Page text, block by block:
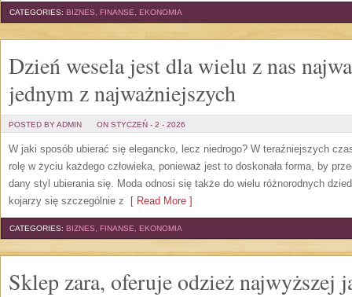
CATEGORIES: BIZNES, FINANSE, EKONOMIA
Dzień wesela jest dla wielu z nas
jednym z najważniejszych
POSTED BY ADMIN ON STYCZEŃ - 2 - 2026
W jaki sposób ubierać się elegancko, lecz niedrogo? W teraźniejszych
rolę w życiu każdego człowieka, ponieważ jest to doskonała forma, by
dany styl ubierania się. Moda odnosi się także do wielu różnorodnych
kojarzy się szczególnie z [ Read More ]
CATEGORIES: BIZNES, FINANSE, EKONOMIA
Sklep zara, oferuje odzież najwyższej